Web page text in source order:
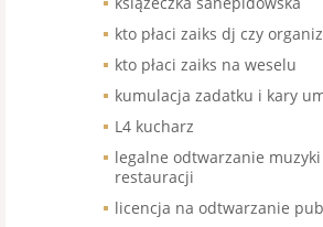
kto płaci zaiks dj czy
kto płaci zaiks na weselu
kumulacja zadatku i kary
L4 kucharz
legalne odtwarzanie
restauracji
licencja na odtwarzanie